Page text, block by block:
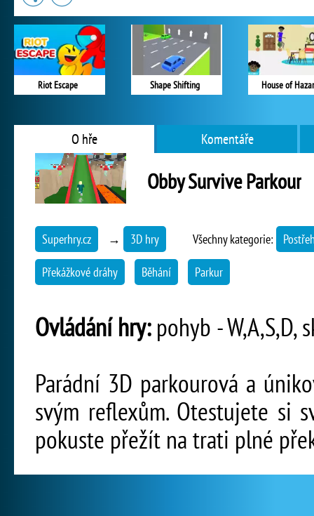
Riot Escape Shape Shifting House of
O hře Komentáře
Obby Survive Parkour
Superhry.cz → 3D hry Všechny kategorie:
Překážkové dráhy Běhání Parkur
Ovládání hry:pohyb - W,A,S,D,
Parádní 3D parkourová a
svým reflexům. Otestujete si
pokuste přežít na trati plné